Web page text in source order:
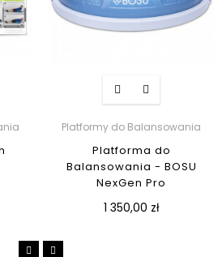
Platformy do Balansowania
Platforma do
Balansowania - BOSU
NexGen Pro
1 350,00 zł